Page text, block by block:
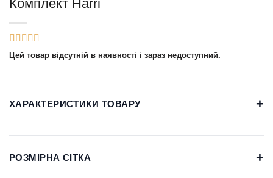
Комплект Harri
Рейтинг
4з 5 на
опитування
2Цей товар відсутній в наявності і зараз недоступний.
ХАРАКТЕРИСТИКИ ТОВАРУ +
РОЗМІРНА СІТКА +